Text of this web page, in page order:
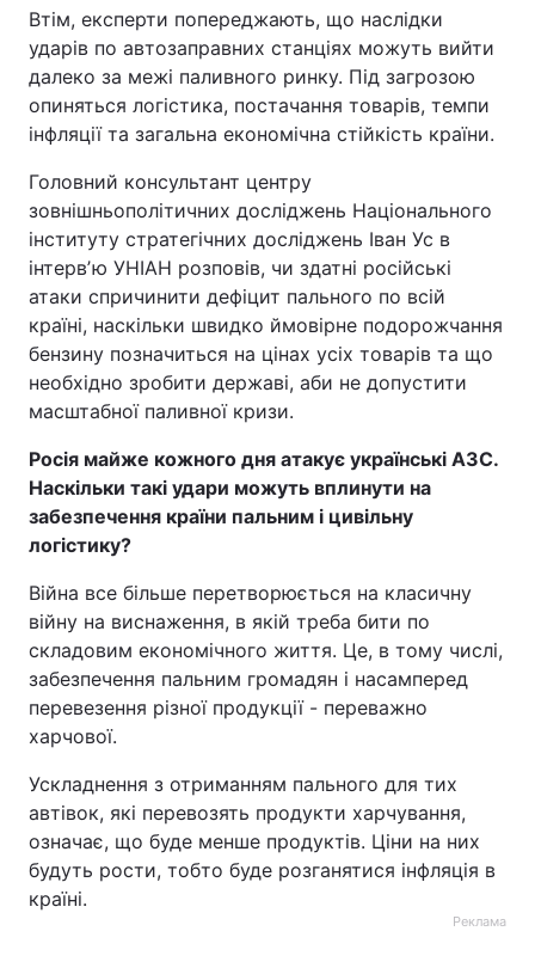
Втім, експерти попереджають, що наслідки
ударів по автозаправних станціях можуть вийти
далеко за межі паливного ринку. Під загрозою
опиняться логістика, постачання товарів, темпи
інфляції та загальна економічна стійкість країни.
Головний консультант центру
зовнішньополітичних досліджень Національного
інституту стратегічних досліджень Іван Ус в
інтервʼю УНІАН розповів, чи здатні російські
атаки спричинити дефіцит пального по всій
країні, наскільки швидко ймовірне подорожчання
бензину позначиться на цінах усіх товарів та що
необхідно зробити державі, аби не допустити
масштабної паливної кризи.
Росія майже кожного дня атакує українські АЗС.
Наскільки такі удари можуть вплинути на
забезпечення країни пальним і цивільну
логістику?
Війна все більше перетворюється на класичну
війну на виснаження, в якій треба бити по
складовим економічного життя. Це, в тому числі,
забезпечення пальним громадян і насамперед
перевезення різної продукції - переважно
харчової.
Ускладнення з отриманням пального для тих
автівок, які перевозять продукти харчування,
означає, що буде менше продуктів. Ціни на них
будуть рости, тобто буде розганятися інфляція в
країні.
Реклама